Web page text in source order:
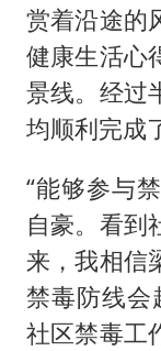
赏着沿途的
健康生活心
景线。经过
均顺利完成
“能够参与
自豪。看到
来，我相信
禁毒防线会
社区禁毒工